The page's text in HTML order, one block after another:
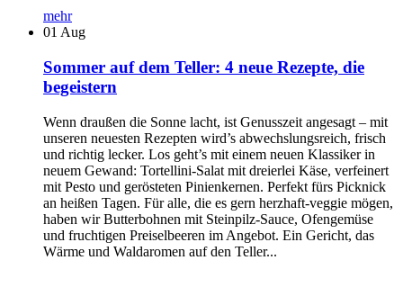
mehr
01 Aug
Sommer auf dem Teller: 4 neue Rezepte, die
begeistern
Wenn draußen die Sonne lacht, ist Genusszeit angesagt – mit
unseren neuesten Rezepten wird’s abwechslungsreich, frisch
und richtig lecker. Los geht’s mit einem neuen Klassiker in
neuem Gewand: Tortellini-Salat mit dreierlei Käse, verfeinert
mit Pesto und gerösteten Pinienkernen. Perfekt fürs Picknick
an heißen Tagen. Für alle, die es gern herzhaft-veggie mögen,
haben wir Butterbohnen mit Steinpilz-Sauce, Ofengemüse
und fruchtigen Preiselbeeren im Angebot. Ein Gericht, das
Wärme und Waldaromen auf den Teller...